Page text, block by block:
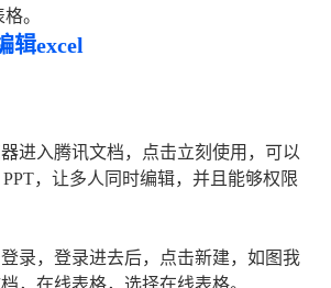
。
辑excel
进入腾讯文档，点击立刻使用，可以
，让多人同时编辑，并且能够权限
录，登录进去后，点击新建，如图我
，在线表格，选择在线表格。